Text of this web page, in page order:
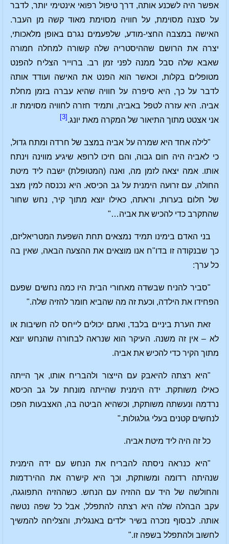
אפשר היה לשכנע אותה, דרך טיפול רפואי אינטימי יותר, לדבר
על סצנה מסוימת, על חוויה מסוימת מאוד קשה מן העבר.
האישה במצבה החצי-מודע, שלפעמים נגרם באופן מלאכותי,
יצרה את הרושם שההיסטריה שלה קשורה למחלה חמורה
שאבא שלה סבל ממנה לפני זמן רב. ברוייר הצליח להפנט
מטופלים בקלות, וכאשר הוא הפנט את האישה ועודד אותה
לדבר על כך, היא סיפרה על חוויה שהיא עברה בזמן מחלת
אביה. היא עזרה לטפל באביה, ותמיד חזרה לחוויה מסוימת זו.
אני אצטט מתוך התיאור של המקרה מאת יונג. [3]
"לילה אחד היא שמרה על אביה במצב של חרדה ומתח גדול,
כי לאביה היה חום גבוה, והם חיכו לרופא שיגיע מווינה וינתח
אותו. אמה יצאה לזמן מה, ואנה (המטופלת) ישבה ליד מיטת
החולה, עם זרועה הימנית על גב הכיסא. היא נכנסה למין מצב
של חלום בערות, וראתה, כאילו יוצא מתוך קיר, נחש שחור
שהתקרב כדי להכיש את אביה…"
בני האדם בימינו תמיד נמצאים תחת השפעת המטריאליזם,
כך שבנקודה זו בדו"ח אנו מוצאים את ההצעה הבאה, שאין בה
כל ערך:
"סביר להניח שבשדה מאחורי הבית היו כמה נחשים שפעם
הפחידו את הילדה, וכעת זה מה שהביא חומר להזיה שלה."
זאת הערת ביניים בלבד, ואתם יכולים לייחס לה חשיבות או
לא – אין זה משנה. העיקר הוא שנראה לבחורה שהנחש יוצא
מתוך הקיר כדי להכיש את אביה.
"היא רצתה להיאבק עם הייצור ולהבריח אותו, אך הייתה
כאילו משותקת. ידה הימנית שהייתה מונחת על גב הכיסא
נרדמה ונעשתה משותקת, וכשהיא הביטה בה, האצבעות הפכו
לנחשים קטנים בעלי גולגולות."
כל זה היה ליד מיטת אביה.
"היא כנראה ניסתה להבריח את הנחש עם ידה הימנית
שנהיתה רדומה ומשותקת, וכך היא קישרה את ההירדמות
והחולשה של היד עם ההזיה עם הנחש. כשההזיה התפוגגה,
עקב הבהלה שלה היא רצתה להתפלל, אבל כל שפה נטשה
אותה. לבסוף נזכרה בשיר ילדים באנגלית, והצליחה להמשיך
לחשוב ולהתפלל בשפה זו."